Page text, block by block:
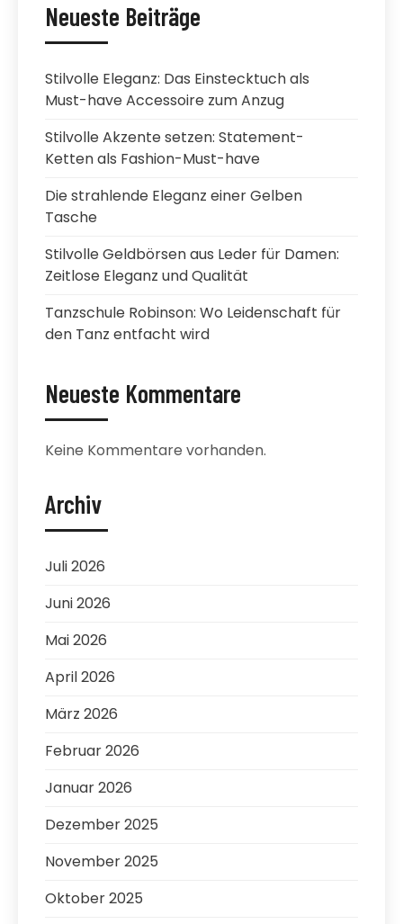
Neueste Beiträge
Stilvolle Eleganz: Das Einstecktuch als
Must-have Accessoire zum Anzug
Stilvolle Akzente setzen: Statement-
Ketten als Fashion-Must-have
Die strahlende Eleganz einer Gelben
Tasche
Stilvolle Geldbörsen aus Leder für Damen:
Zeitlose Eleganz und Qualität
Tanzschule Robinson: Wo Leidenschaft für
den Tanz entfacht wird
Neueste Kommentare
Keine Kommentare vorhanden.
Archiv
Juli 2026
Juni 2026
Mai 2026
April 2026
März 2026
Februar 2026
Januar 2026
Dezember 2025
November 2025
Oktober 2025